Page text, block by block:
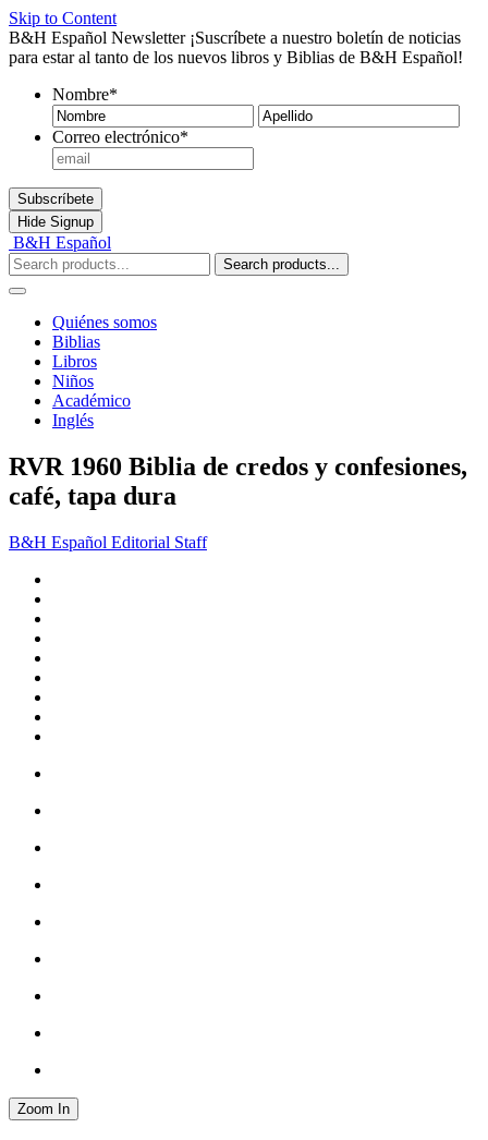
Skip to Content
B&H Español Newsletter ¡Suscríbete a nuestro boletín de noticias
para estar al tanto de los nuevos libros y Biblias de B&H Español!
Nombre*
Nombre
Correo electrónico*
Subscríbete
Hide Signup
B&H Español
Search products...
Quiénes somos
Biblias
Libros
Niños
Académico
Inglés
RVR 1960 Biblia de credos y confesiones,
café, tapa dura
B&H Español Editorial Staff
Zoom In